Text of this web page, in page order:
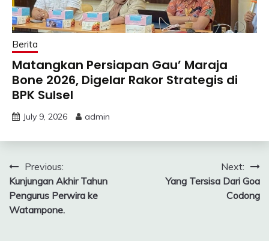
Berita
Matangkan Persiapan Gau’ Maraja
Bone 2026, Digelar Rakor Strategis di
BPK Sulsel
July 9, 2026 admin
Post
navigation
Previous:
Kunjungan Akhir Tahun
Pengurus Perwira ke
Watampone.
Next:
Yang Tersisa Dari Goa
Codong